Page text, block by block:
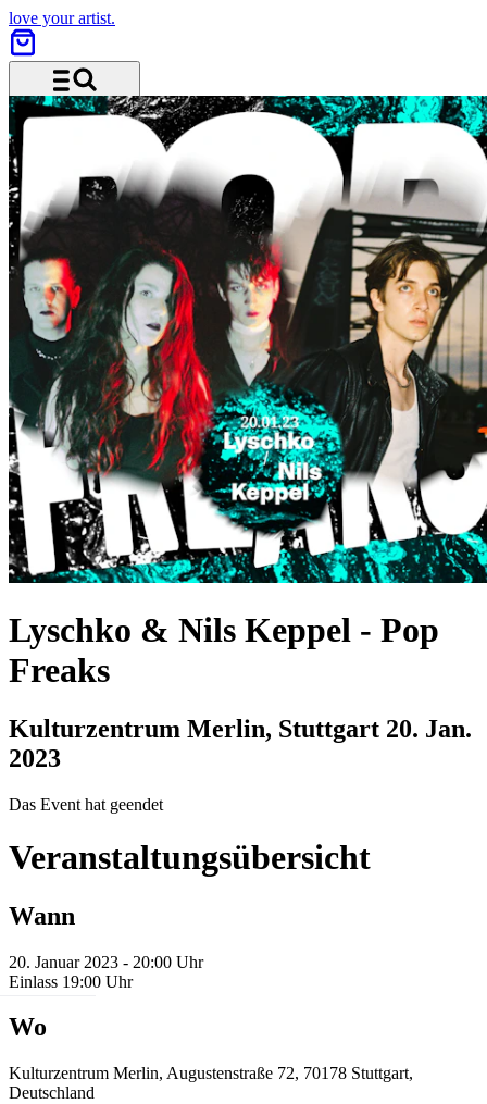
love your artist.
Menü und Suche
Lyschko & Nils Keppel - Pop
Freaks
Kulturzentrum Merlin, Stuttgart 20. Jan.
2023
Das Event hat geendet
Veranstaltungsübersicht
Wann
20. Januar 2023 - 20:00 Uhr
Einlass 19:00 Uhr
Wo
Kulturzentrum Merlin, Augustenstraße 72, 70178 Stuttgart,
Deutschland